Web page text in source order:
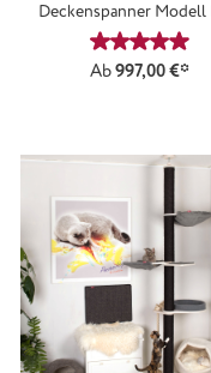
Deckenspanner Modell
Ab997,00 €*